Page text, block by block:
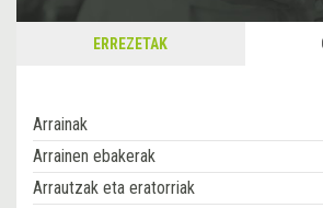
ERREZETAK
Arrainak
Arrainen ebakerak
Arrautzak eta eratorriak